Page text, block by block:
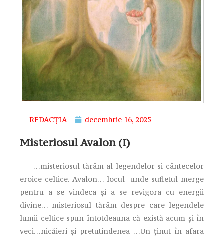
REDACȚIA decembrie 16, 2025
Misteriosul Avalon (I)
…misteriosul tărâm al legendelor si cântecelor
eroice celtice. Avalon… locul unde sufletul merge
pentru a se vindeca şi a se revigora cu energii
divine… misteriosul tărâm despre care legendele
lumii celtice spun întotdeauna că există acum şi în
veci…nicăieri şi pretutindenea …Un ţinut în afara